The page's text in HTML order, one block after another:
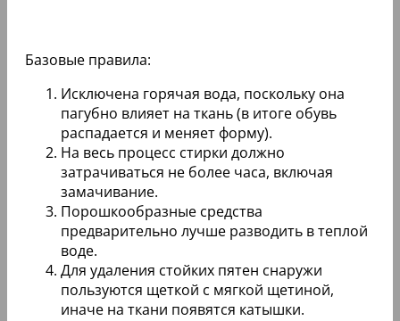
Базовые правила:
Исключена горячая вода, поскольку она
пагубно влияет на ткань (в итоге обувь
распадается и меняет форму).
На весь процесс стирки должно
затрачиваться не более часа, включая
замачивание.
Порошкообразные средства
предварительно лучше разводить в теплой
воде.
Для удаления стойких пятен снаружи
пользуются щеткой с мягкой щетиной,
иначе на ткани появятся катышки.